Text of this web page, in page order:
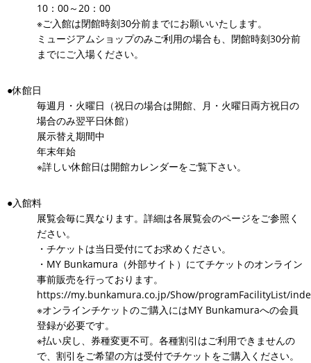
10：00～20：00
※ご入館は閉館時刻30分前までにお願いいたします。
ミュージアムショップのみご利用の場合も、閉館時刻30分前
までにご入場ください。
●休館日
毎週月・火曜日（祝日の場合は開館、月・火曜日両方祝日の
場合のみ翌平日休館）
展示替え期間中
年末年始
※詳しい休館日は開館カレンダーをご覧下さい。
●入館料
展覧会毎に異なります。詳細は各展覧会のページをご参照く
ださい。
・チケットは当日受付にてお求めください。
・MY Bunkamura（外部サイト）にてチケットのオンライン
事前販売を行っております。
https://my.bunkamura.co.jp/Show/programFacilityList/
※オンラインチケットのご購入にはMY Bunkamuraへの会員
登録が必要です。
※払い戻し、券種変更不可。各種割引はご利用できませんの
で、割引をご希望の方は受付でチケットをご購入ください。